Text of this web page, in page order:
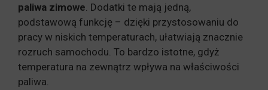
paliwa zimowe . Dodatki te mają jedną,
podstawową funkcję – dzięki przystosowaniu do
pracy w niskich temperaturach, ułatwiają znacznie
rozruch samochodu. To bardzo istotne, gdyż
temperatura na zewnątrz wpływa na właściwości
paliwa.